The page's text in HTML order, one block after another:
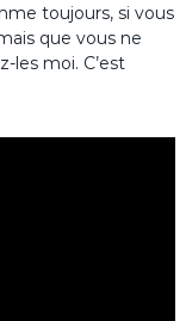
toujours, si vous
que vous ne
les moi. C’est